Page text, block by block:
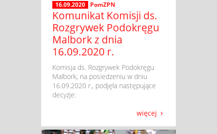
16.09.2020 PomZPN
Komunikat Komisji ds.
Rozgrywek Podokręgu
Malbork z dnia
16.09.2020 r.
​ Komisja ds. Rozgrywek Podokręgu
Malbork, na posiedzeniu w dniu
16.09.2020 r., podjęła następujące
decyzje:
więcej